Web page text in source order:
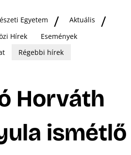
Egyetem
Aktuális
Hírek
Események
Régebbi hírek
Horváth
ismétlő